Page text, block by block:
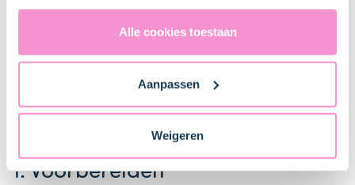
uitdrukkelijk een eventuele gegevensoverdracht naar de
Verenigde Staten in de zin van artikel 49 AVG. Raadpleeg
ons
naar technology providers en partners in de Verenigde
Staten. Je kunt op elk moment van gedachten
Alle cookies toestaan
Aanpassen
Weigeren
1. Voorbereiden